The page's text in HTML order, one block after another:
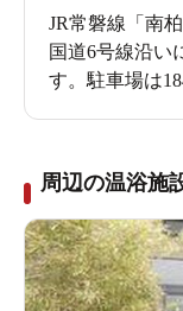
JR常磐線「南
国道6号線沿い
す。駐車場は
周辺の温浴施